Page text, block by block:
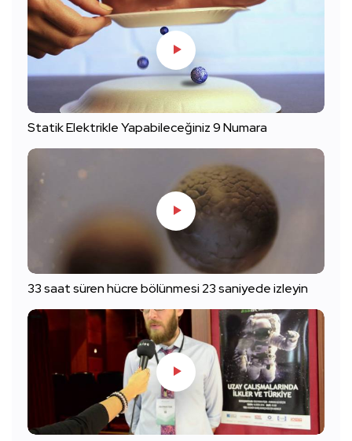
Statik Elektrikle Yapabileceğiniz 9 Numara
33 saat süren hücre bölünmesi 23 saniyede izleyin